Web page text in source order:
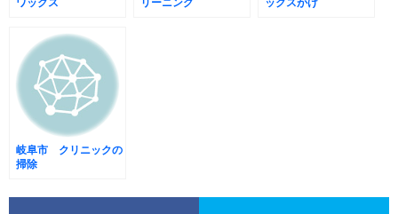
ワックス
リーニング
ックスがけ
岐阜市 クリニックの
掃除